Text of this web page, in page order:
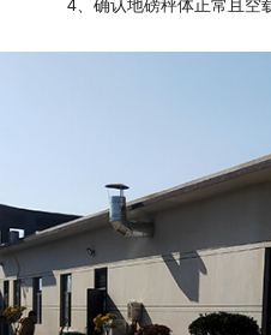
4、确认地磅秤体正常且空